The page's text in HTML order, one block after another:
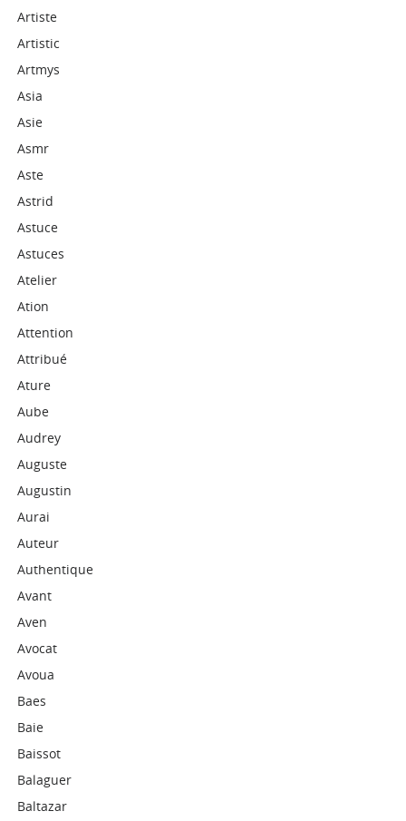
Artiste
Artistic
Artmys
Asia
Asie
Asmr
Aste
Astrid
Astuce
Astuces
Atelier
Ation
Attention
Attribué
Ature
Aube
Audrey
Auguste
Augustin
Aurai
Auteur
Authentique
Avant
Aven
Avocat
Avoua
Baes
Baie
Baissot
Balaguer
Baltazar